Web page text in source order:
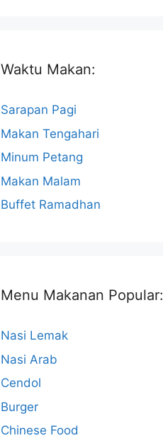
Waktu Makan:
Sarapan Pagi
Makan Tengahari
Minum Petang
Makan Malam
Buffet Ramadhan
Menu Makanan Popular:
Nasi Lemak
Nasi Arab
Cendol
Burger
Chinese Food